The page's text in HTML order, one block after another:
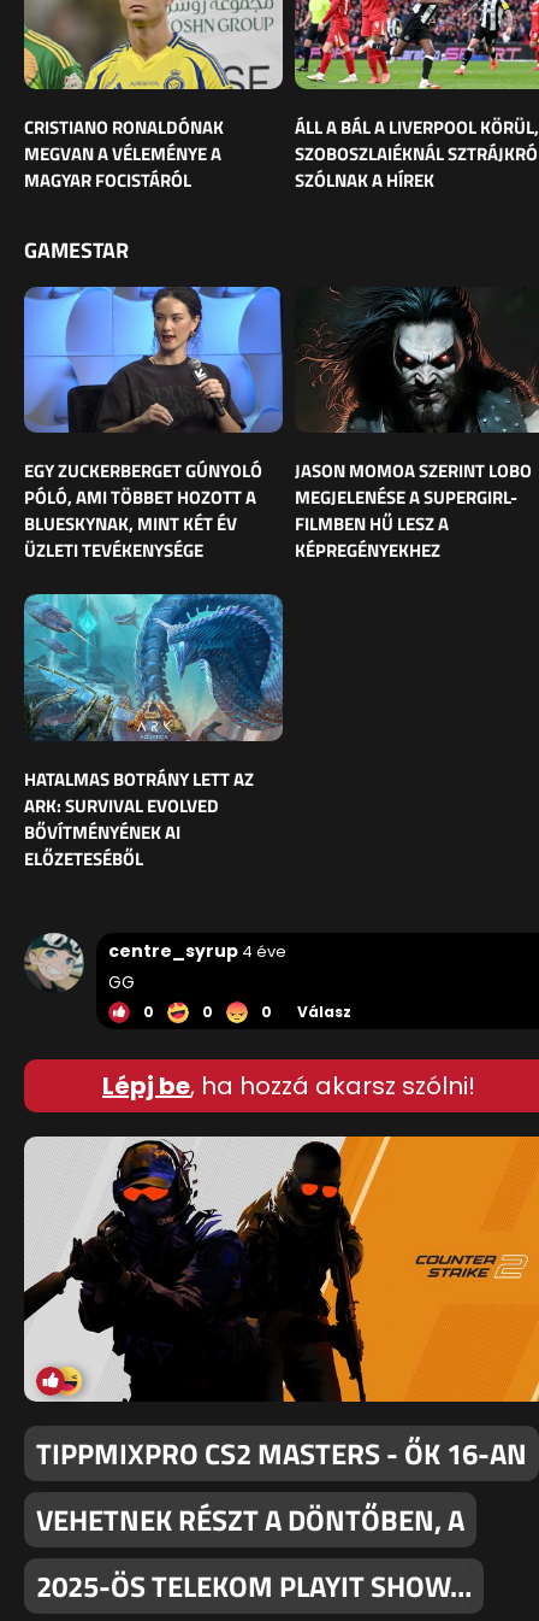
CRISTIANO RONALDÓNAK
MEGVAN A VÉLEMÉNYE A
MAGYAR FOCISTÁRÓL
ÁLL A BÁL A LIVERPOOL KÖRÜL,
SZOBOSZLAIÉKNÁL
SZÓLNAK A HÍREK
GAMESTAR
EGY ZUCKERBERGET GÚNYOLÓ
PÓLÓ, AMI TÖBBET HOZOTT A
BLUESKYNAK, MINT KÉT ÉV
ÜZLETI TEVÉKENYSÉGE
JASON MOMOA SZERINT LOBO
MEGJELENÉSE A SUPERGIRL-
FILMBEN HŰ LESZ A
KÉPREGÉNYEKHEZ
HATALMAS BOTRÁNY LETT AZ
ARK: SURVIVAL EVOLVED
BŐVÍTMÉNYÉNEK AI
ELŐZETESÉBŐL
centre_syrup 4 éve
GG
0 0 0 Válasz
Lépj be, ha hozzá akarsz szólni!
TIPPMIXPRO CS2 MASTERS - ŐK 16-AN
VEHETNEK RÉSZT A DÖNTŐBEN, A
2025-ÖS TELEKOM PLAYIT SHOW…